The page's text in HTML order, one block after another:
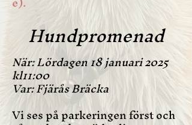
Hundpromenad
När: Lördagen 18 januari 2025
kl11:00
Var: Fjärås Bräcka
Vi ses på parkeringen först och